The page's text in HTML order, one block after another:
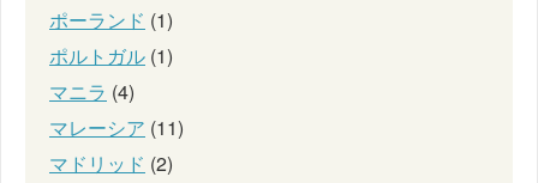
ポーランド (1)
ポルトガル (1)
マニラ (4)
マレーシア (11)
マドリッド (2)